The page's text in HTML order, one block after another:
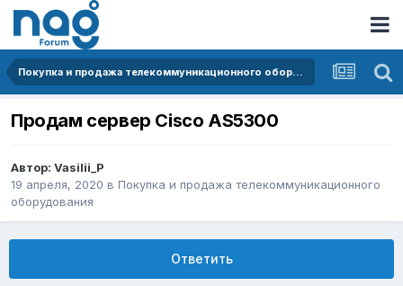
Покупка и продажа телекоммуникационного оборудования
Продам сервер Cisco AS5300
Автор: Vasilii_P
19 апреля, 2020 в Покупка и продажа телекоммуникационного
оборудования
Ответить